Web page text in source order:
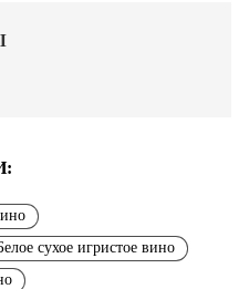
сухое игристое вино